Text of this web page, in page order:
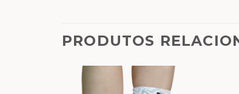
PRODUTOS